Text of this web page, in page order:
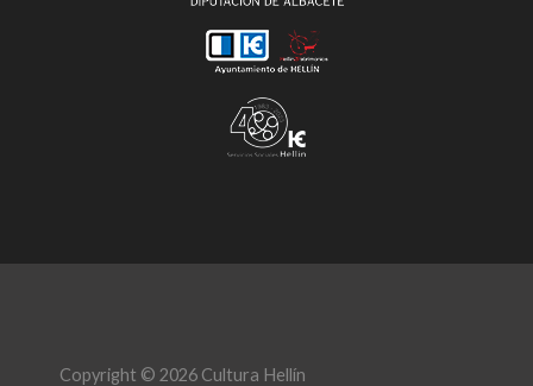
Copyright © 2026 Cultura Hellín